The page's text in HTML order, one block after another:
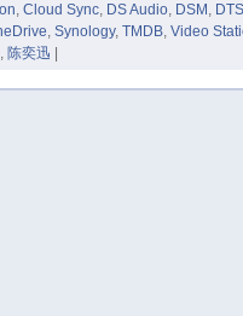
,Cloud Sync, DS Audio, DSM ,
,Synology,TMDB,Video
, 陈奕迅